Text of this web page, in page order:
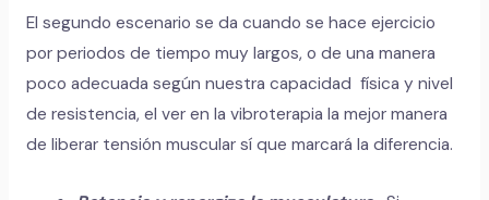
El segundo escenario se da cuando se hace ejercicio
por periodos de tiempo muy largos, o de una manera
poco adecuada según nuestra capacidad física y nivel
de resistencia, el ver en la vibroterapia la mejor manera
de liberar tensión muscular sí que marcará la diferencia.